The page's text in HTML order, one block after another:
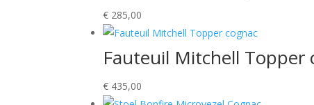
€ 285,00
Fauteuil Mitchell Topper
€ 435,00